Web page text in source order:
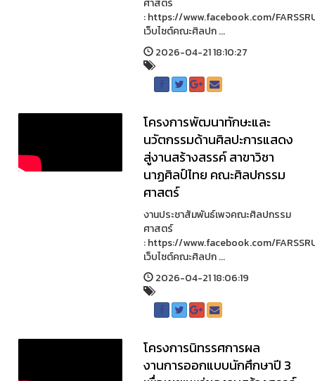
ศาสตร์
: https://www.facebook.com/
เว็บไซต์คณะศิลปก ...
2026-04-21 18:10:27
โครงการพัฒนาทักษะและ
นวัตกรรมด้านศิลปะการแสดง
สู่งานสร้างสรรค์ สาขาวิชา
นาฏศิลป์ไทย คณะศิลปกรรม
ศาสตร์
งานประชาสัมพันธ์เพจคณะศิลปกรรม
ศาสตร์
: https://www.facebook.com/
เว็บไซต์คณะศิลปก ...
2026-04-21 18:06:19
โครงการนิทรรศการผล
งานการออกแบบนักศึกษาปี 3